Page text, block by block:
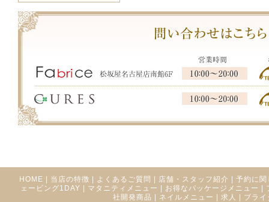
HOME 当店の特徴 よくあるご質問 店舗・スタッフ紹介
予約に関
ェービング1DAY
マタニティメニュー お得なパッケージメニュー
社開発商品
ネイルメニュー 求人 ブラ